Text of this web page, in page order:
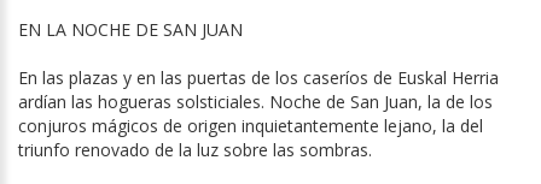
EN LA NOCHE DE SAN JUAN
En las plazas y en las puertas de los caseríos de Euskal Herria
ardían las hogueras solsticiales. Noche de San Juan, la de los
conjuros mágicos de origen inquietantemente lejano, la del
triunfo renovado de la luz sobre las sombras.